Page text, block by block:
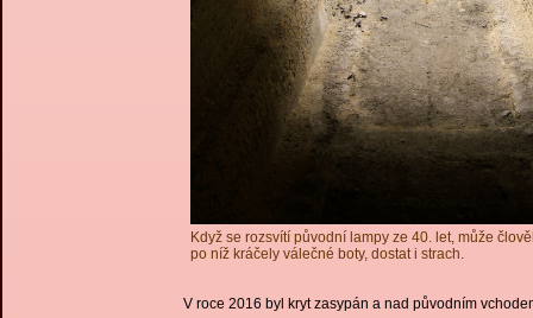
Když se rozsvítí původní lampy ze 40. let, může
po níž kráčely válečné boty, dostat i strach.
V roce 2016 byl kryt zasypán a nad původním